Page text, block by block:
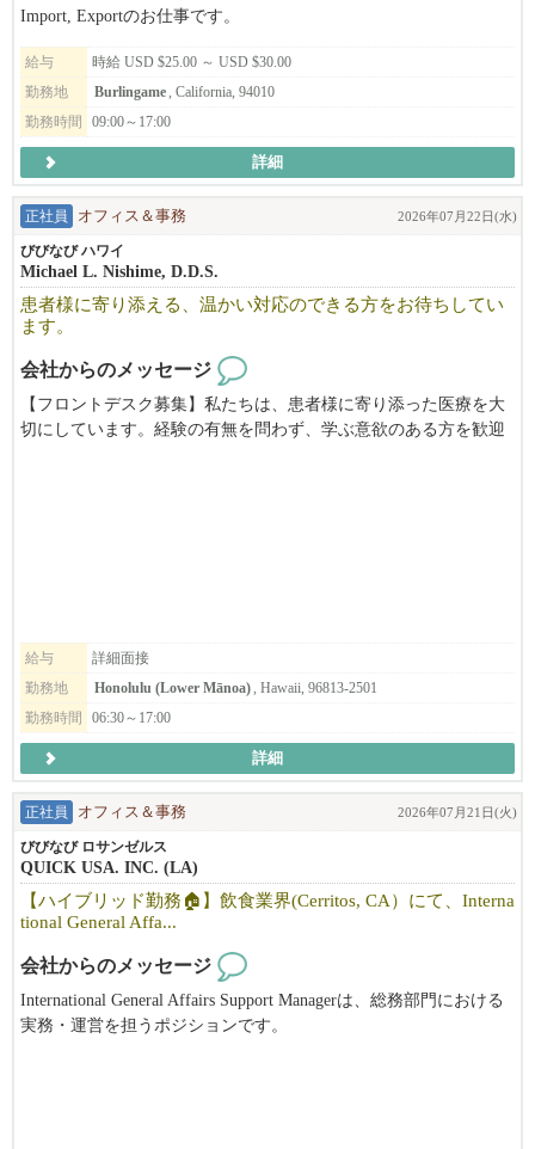
Import, Exportのお仕事です。
給与
時給 USD $25.00 ～ USD $30.00
勤務地
Burlingame , California, 94010
勤務時間
09:00～17:00
詳細
正社員 オフィス＆事務 2026年07月22日(水)
びびなび ハワイ
Michael L. Nishime, D.D.S.
患者様に寄り添える、温かい対応のできる方をお待ちしてい
ます。
会社からのメッセージ
【フロントデスク募集】私たちは、患者様に寄り添った医療を大
切にしています。経験の有無を問わず、学ぶ意欲のある方を歓迎
給与
詳細面接
勤務地
Honolulu (Lower Mānoa), Hawaii, 96813-2501
勤務時間
06:30～17:00
詳細
正社員 オフィス＆事務 2026年07月21日(火)
びびなび ロサンゼルス
QUICK USA. INC. (LA)
【ハイブリッド勤務🏠】飲食業界(Cerritos, CA）にて、Interna
tional General Affa...
会社からのメッセージ
International General Affairs Support Managerは、総務部門における
実務・運営を担うポジションです。